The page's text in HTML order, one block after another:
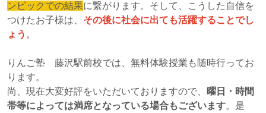
ンピックでの結果に繋がります。そして、こうした自信を
つけたお子様は、 その後に社会に出ても活躍することでし
ょう 。
りんご塾 藤沢駅前校では、無料体験授業も随時行ってお
ります。
尚、現在大変好評をいただいておりますので、
曜日・時間
帯等によっては満席となっている場合もございます。是